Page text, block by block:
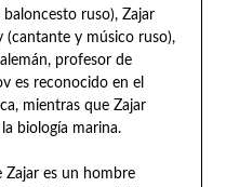
ruso), Zajar
(cantante y músico ruso),
profesor de
es reconocido en el
mientras que Zajar
biología marina.
Zajar es un hombre